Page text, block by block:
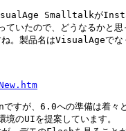
VisualAge Smalltalkが
いたので、どうなるかと思
ね。製品名はVisualAgeでな
すが、6.0への準備は着々
のUIを提案しています。